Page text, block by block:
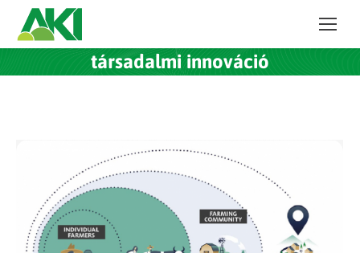
társadalmi innováció